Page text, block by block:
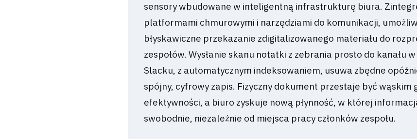
sensory wbudowane w inteligentną infrastrukturę biura.
platformami chmurowymi i narzędziami do komunikacji,
błyskawiczne przekazanie zdigitalizowanego materiału do
zespołów. Wysłanie skanu notatki z zebrania prosto do kanału
Slacku, z automatycznym indeksowaniem, usuwa zbędne
spójny, cyfrowy zapis. Fizyczny dokument przestaje być wąskim
efektywności, a biuro zyskuje nową płynność, w której
swobodnie, niezależnie od miejsca pracy członków zespołu.